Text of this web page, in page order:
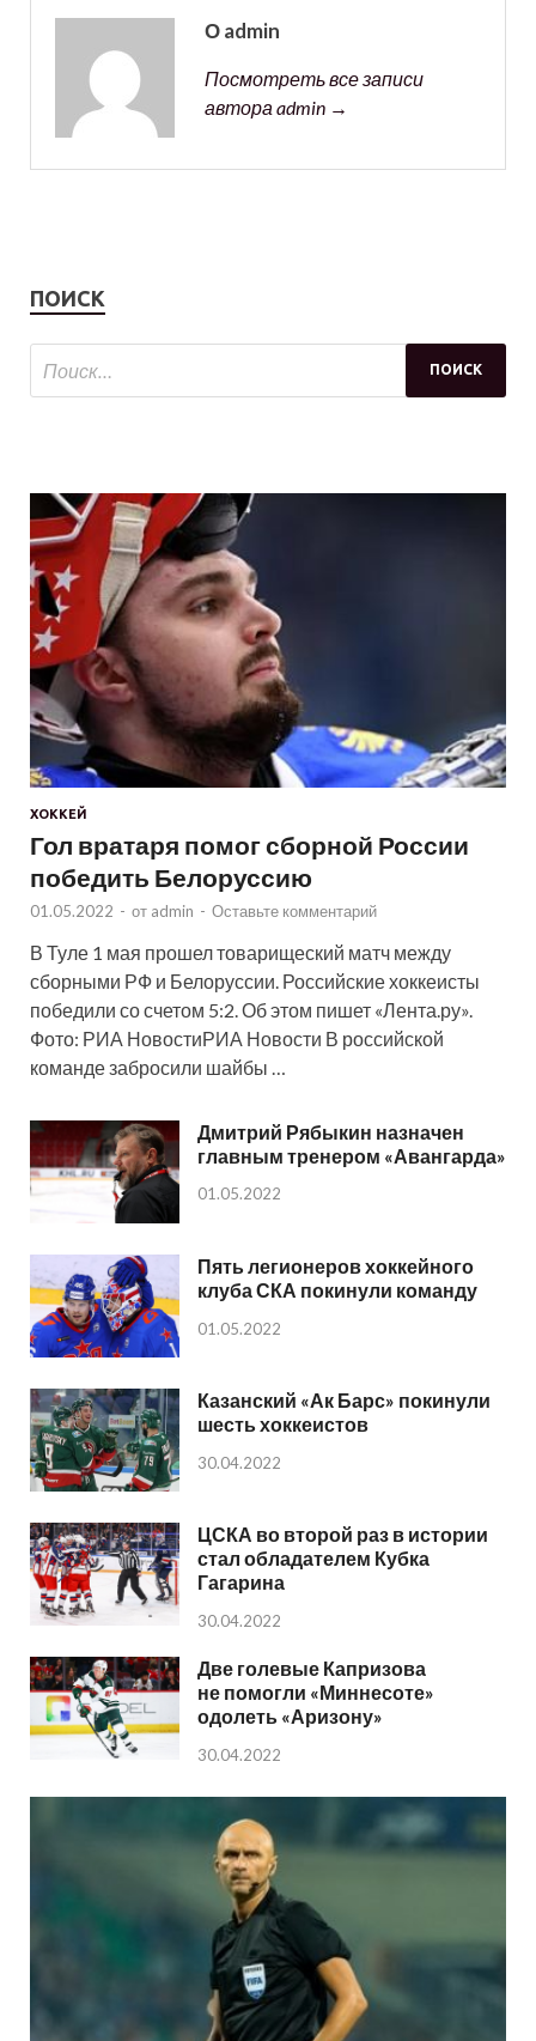
О admin
Посмотреть все записи
автора admin →
ПОИСК
ХОККЕЙ
Гол вратаря помог сборной России
победить Белоруссию
01.05.2022 - от admin - Оставьте комментарий
В Туле 1 мая прошел товарищеский матч между
сборными РФ и Белоруссии. Российские хоккеисты
победили со счетом 5:2. Об этом пишет «Лента.ру».
Фото: РИА НовостиРИА Новости В российской
команде забросили шайбы …
Дмитрий Рябыкин назначен
главным тренером «Авангарда»
01.05.2022
Пять легионеров хоккейного
клуба СКА покинули команду
01.05.2022
Казанский «Ак Барс» покинули
шесть хоккеистов
30.04.2022
ЦСКА во второй раз в истории
стал обладателем Кубка
Гагарина
30.04.2022
Две голевые Капризова
не помогли «Миннесоте»
одолеть «Аризону»
30.04.2022